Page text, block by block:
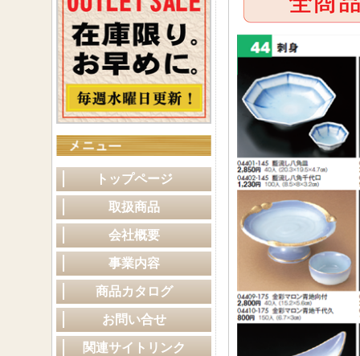
トップページ
取扱商品
会社概要
事業内容
商品カタログ
お問い合せ
関連サイトリンク